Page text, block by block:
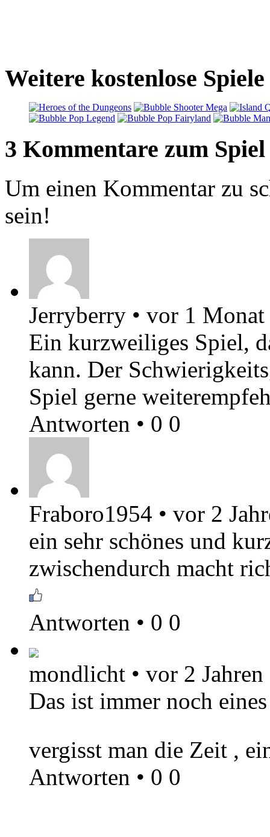
Weitere kostenlose
3 Kommentare zum Spiel
Um einen Kommentar zu
sein!
Jerryberry • vor 1 Monat
Ein kurzweiliges Spiel,
kann. Der
Spiel gerne
Antworten • 0 0
Fraboro1954 • vor 2
ein sehr schönes und
zwischendurch macht
Antworten • 0 0
mondlicht • vor 2 Jahren
Das ist immer noch
vergisst man die Zeit ,
Antworten • 0 0